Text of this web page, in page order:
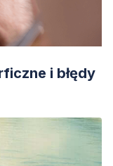
i błędy